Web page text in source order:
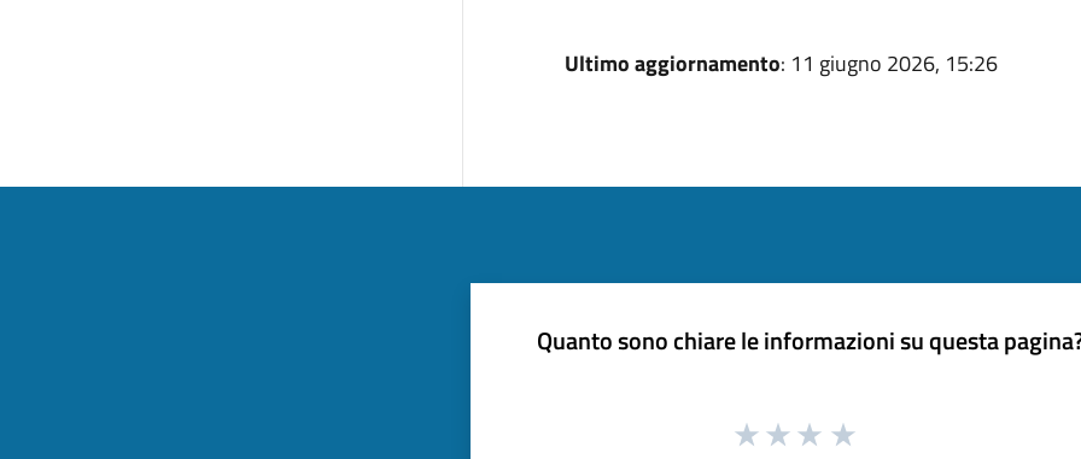
Ultimo aggiornamento: 11 giugno 2026, 15:26
Quanto sono chiare le informazioni su questa